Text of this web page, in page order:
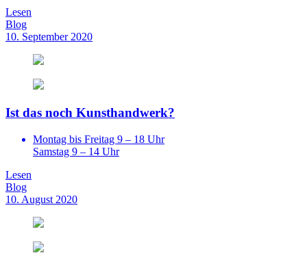
Lesen
Blog
10. September 2020
Ist das noch Kunsthandwerk?
Montag bis Freitag 9 – 18 Uhr
Samstag 9 – 14 Uhr
Lesen
Blog
10. August 2020